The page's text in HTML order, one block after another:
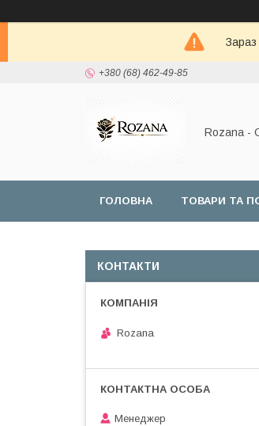
Зараз
+380 (68) 462-49-85
Rozana -
ГОЛОВНА ТОВАРИ ТА
КОНТАКТИ
Rozana
Менеджер